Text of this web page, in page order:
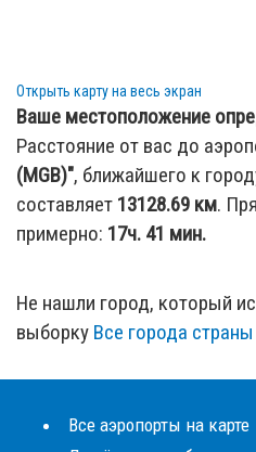
Открыть карту на весь экран
Ваше местоположение
Расстояние от вас до
(MGB)", ближайшего к
составляет 13128.69 км.
примерно: 17ч. 41 мин.
Не нашли город, который
выборку Все города
Все аэропорты на карте